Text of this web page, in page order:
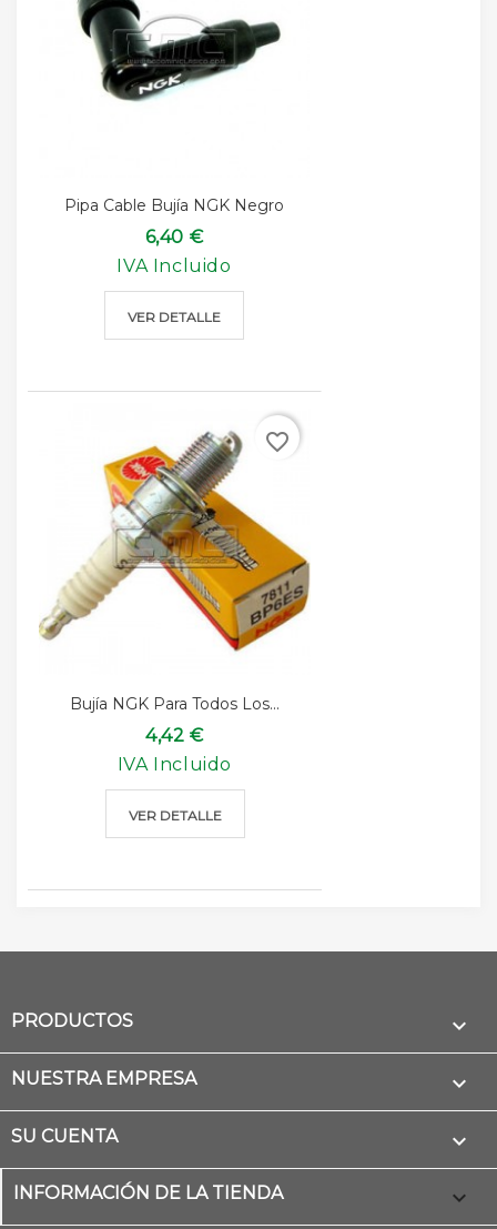
Pipa Cable Bujía NGK Negro
6,40 €
IVA Incluido
VER DETALLE
Bujía NGK Para Todos Los...
4,42 €
IVA Incluido
VER DETALLE
favorite_border
PRODUCTOS 
NUESTRA EMPRESA 
SU CUENTA 
INFORMACIÓN DE LA TIENDA keyboard_arrow_down